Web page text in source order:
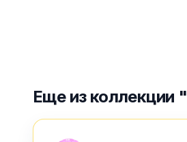
Еще из коллекции "